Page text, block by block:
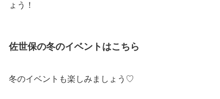
ょう！
佐世保の冬のイベントはこちら
冬のイベントも楽しみましょう♡